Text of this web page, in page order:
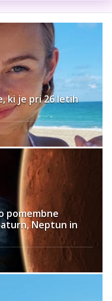
ki je pri 26 letih
pomembne
Neptun in